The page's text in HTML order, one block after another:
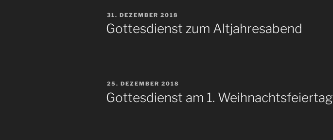
VERÖFFENTLICHT
AM
31. DEZEMBER 2018
Gottesdienst zum Altjahresabend
VERÖFFENTLICHT
25. DEZEMBER 2018
Gottesdienst am 1. Weihnachtsfeiertag